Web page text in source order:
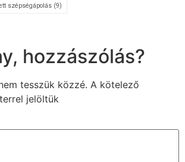
szépségápolás (9)
hozzászólás?
tesszük közzé. A kötelező
jelöltük